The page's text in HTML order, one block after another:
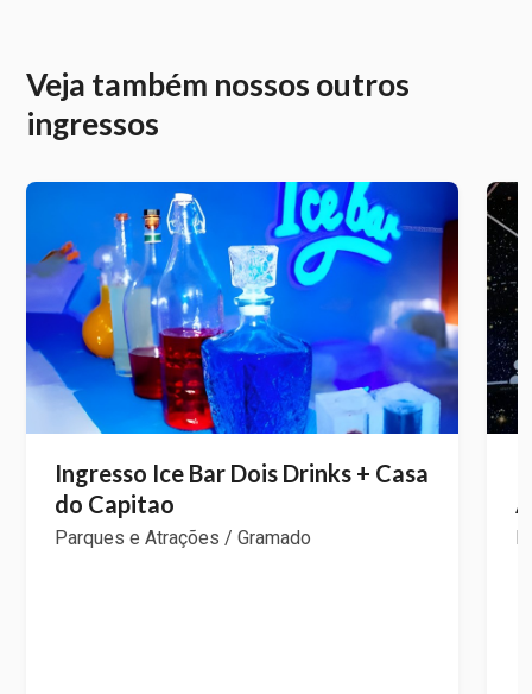
Veja também nossos outros
ingressos
Ingresso Ice Bar Dois Drinks + Casa
do Capitao
Parques e Atrações / Gramado